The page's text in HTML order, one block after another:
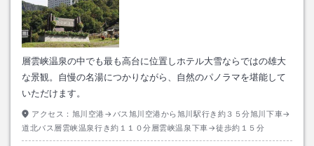
層雲峡温泉の中でも最も高台に位置しホテル大雪ならではの雄大
な景観。自慢の名湯につかりながら、自然のパノラマを堪能して
いただけます。
アクセス： 旭川空港→バス旭川空港から旭川駅行き約３５分旭川下車→
道北バス層雲峡温泉行き約１１０分層雲峡温泉下車→徒歩約１５分